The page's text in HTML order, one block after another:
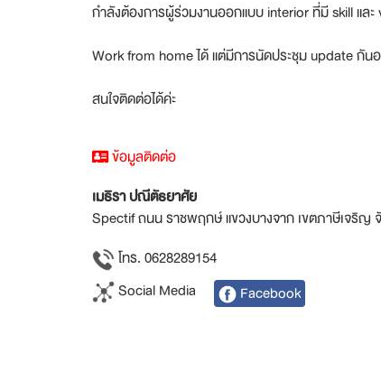
กำลังต้องการผู้ร่วมงานออกแบบ interior ที่มี skill แ
Work from home ได้ แต่มีการนัดประชุม update กัน
สนใจติดต่อได้ค่ะ
ข้อมูลติดต่อ
เมธิรา ปณีตัธยาศัย
Spectif ถนน ราชพฤกษ์ แขวงบางจาก เขตภาษีเจริญ
โทร. 0628289154
Social Media
Facebook